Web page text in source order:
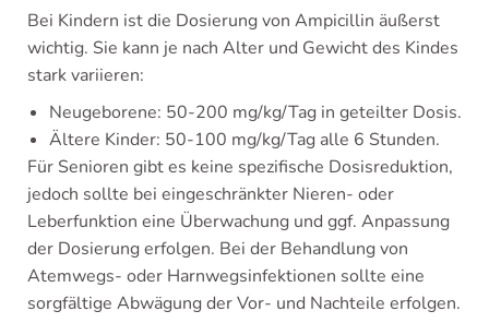
Bei Kindern ist die Dosierung von Ampicillin äußerst
wichtig. Sie kann je nach Alter und Gewicht des Kindes
stark variieren:
Neugeborene: 50-200 mg/kg/Tag in geteilter Dosis.
Ältere Kinder: 50-100 mg/kg/Tag alle 6 Stunden.
Für Senioren gibt es keine spezifische Dosisreduktion,
jedoch sollte bei eingeschränkter Nieren- oder
Leberfunktion eine Überwachung und ggf. Anpassung
der Dosierung erfolgen. Bei der Behandlung von
Atemwegs- oder Harnwegsinfektionen sollte eine
sorgfältige Abwägung der Vor- und Nachteile erfolgen.